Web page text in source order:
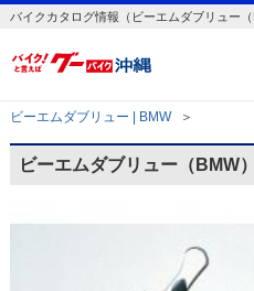
バイクカタログ情報（ビーエムダブリュー（
ビーエムダブリュー | BMW ＞
ビーエムダブリュー（BMW